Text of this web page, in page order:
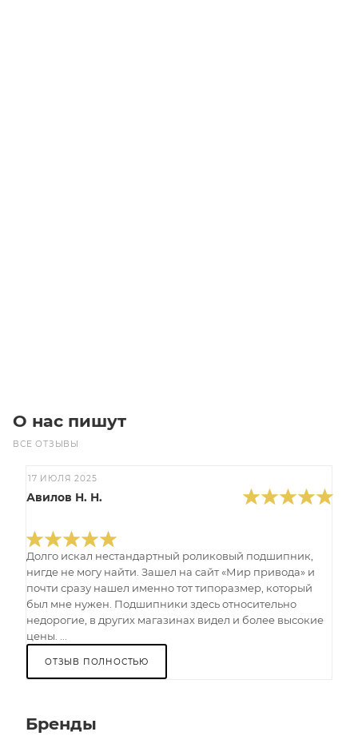
О нас пишут
ВСЕ ОТЗЫВЫ
17 ИЮЛЯ 2025
Авилов Н. Н.
Долго искал нестандартный роликовый подшипник,
нигде не могу найти. Зашел на сайт «Мир привода» и
почти сразу нашел именно тот типоразмер, который
был мне нужен. Подшипники здесь относительно
недорогие, в других магазинах видел и более высокие
цены. ...
ОТЗЫВ ПОЛНОСТЬЮ
Бренды